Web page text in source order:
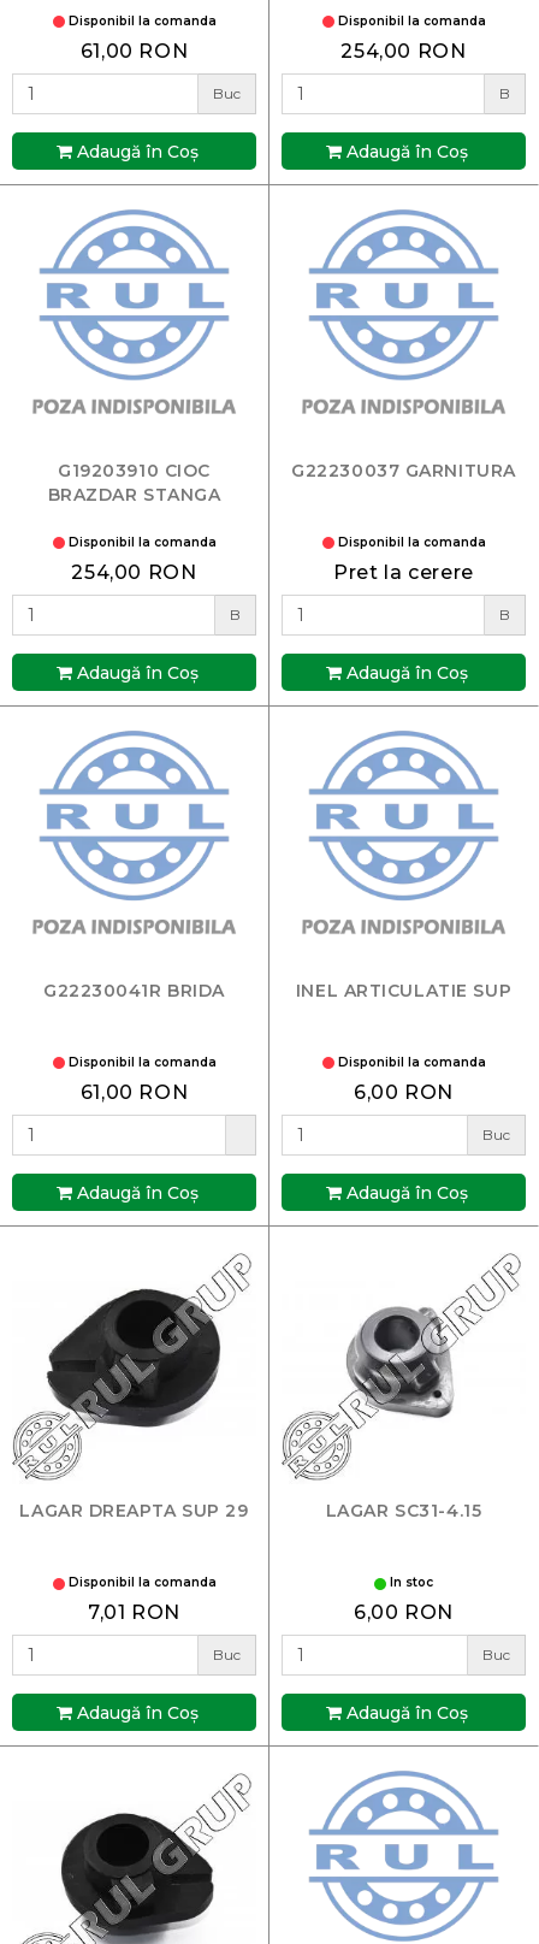
Disponibil la comanda
61,00 RON
Buc
Adaugă în Coş
Disponibil la comanda
254,00 RON
B
Adaugă în Coş
G19203910 CIOC
BRAZDAR STANGA
Disponibil la comanda
254,00 RON
B
Adaugă în Coş
G22230037 GARNITURA
Disponibil la comanda
Pret la cerere
B
Adaugă în Coş
G22230041R BRIDA
Disponibil la comanda
61,00 RON
Adaugă în Coş
INEL ARTICULATIE SUP
Disponibil la comanda
6,00 RON
Buc
Adaugă în Coş
LAGAR DREAPTA SUP 29
Disponibil la comanda
7,01 RON
Buc
Adaugă în Coş
LAGAR SC31-4.15
In stoc
6,00 RON
Buc
Adaugă în Coş